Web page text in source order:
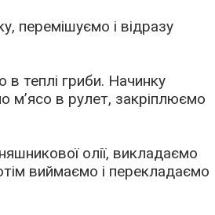
перемішуємо і відразу
в теплі гриби. Начинку
м’ясо в рулет, закріплюємо
олії, викладаємо
виймаємо і перекладаємо